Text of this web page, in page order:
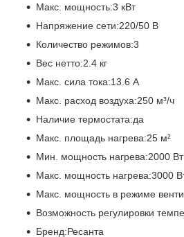
Макс. мощность:3 кВт
Напряжение сети:220/50 В
Количество режимов:3
Вес нетто:2.4 кг
Макс. сила тока:13.6 А
Макс. расход воздуха:250 м³/ч
Наличие термостата:да
Макс. площадь нагрева:25 м²
Мин. мощность нагрева:2000 Вт
Макс. мощность нагрева:3000
Макс. мощность в режиме
Возможность регулировки
Бренд:Ресанта